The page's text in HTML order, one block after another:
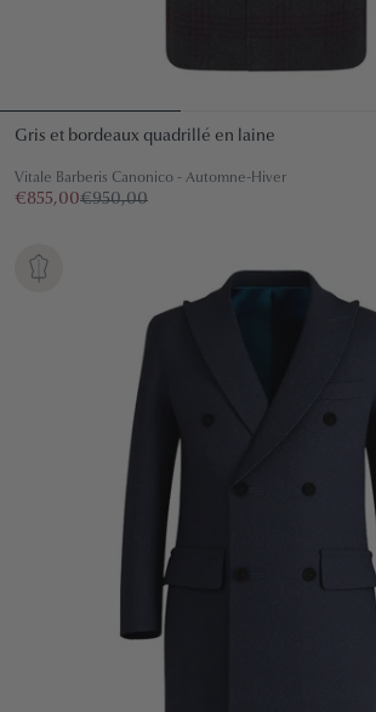
Gris et bordeaux quadrillé en laine
Vitale Barberis Canonico - Automne-Hiver
€855,00€950,00